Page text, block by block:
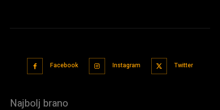
Facebook Instagram Twitter
Najbolj brano